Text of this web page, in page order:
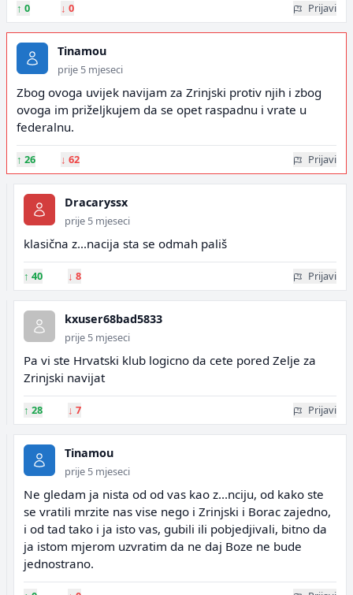
↑ 0 ↓ 0 Prijavi
Tinamou
prije 5 mjeseci
Zbog ovoga uvijek navijam za Zrinjski protiv njih i zbog
ovoga im priželjkujem da se opet raspadnu i vrate u
federalnu.
↑ 26 ↓ 62 Prijavi
Dracaryssx
prije 5 mjeseci
klasična z...nacija sta se odmah pališ
↑ 40 ↓ 8 Prijavi
kxuser68bad5833
prije 5 mjeseci
Pa vi ste Hrvatski klub logicno da cete pored Zelje za
Zrinjski navijat
↑ 28 ↓ 7 Prijavi
Tinamou
prije 5 mjeseci
Ne gledam ja nista od od vas kao z...nciju, od kako ste
se vratili mrzite nas vise nego i Zrinjski i Borac zajedno,
i od tad tako i ja isto vas, gubili ili pobjedjivali, bitno da
ja istom mjerom uzvratim da ne daj Boze ne bude
jednostrano.